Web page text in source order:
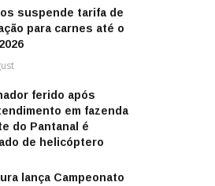
suspende tarifa de
para carnes até o
ferido após
em fazenda
do Pantanal é
de helicóptero
lança Campeonato